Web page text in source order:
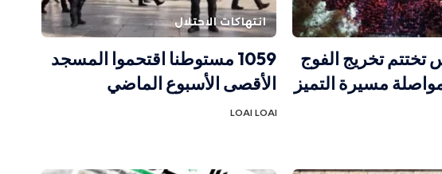
تختتم تخريج الفوج
مواصلة مسيرة التميز
انتهاكات الاحتلال
1059 مستوطنا اقتحموا المسجد
الأقصى الأسبوع الماضي
LOAI LOAI